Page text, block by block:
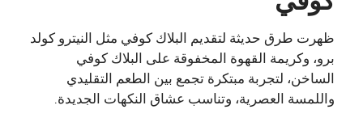
ظهرت طرق حديثة لتقديم البلاك كوفي مثل النيترو كولد
برو، وكريمة القهوة المخفوقة على البلاك كوفي
الساخن، لتجربة مبتكرة تجمع بين الطعم التقليدي
واللمسة العصرية، وتناسب عشاق النكهات الجديدة.